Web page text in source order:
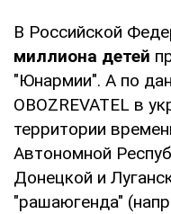
В Российской
миллиона детей
"Юнармии". А по
OBOZREVATEL в
территории
Автономной
Донецкой и
"рашаюгенда"